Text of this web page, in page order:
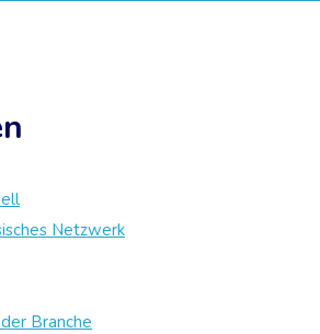
Netzwerk
Branche